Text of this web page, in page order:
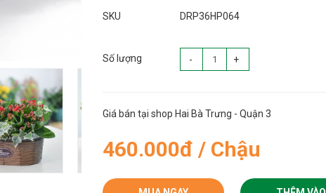
SKU DRP36HP064
Số lượng - +
Giá bán tại shop Hai Bà Trưng - Quận 3
460.000đ / Chậu